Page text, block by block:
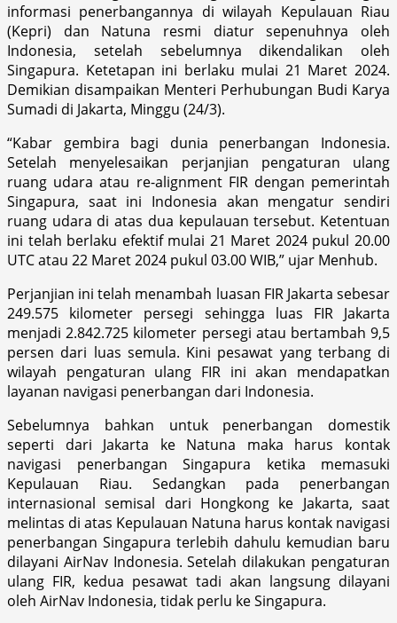
informasi penerbangannya di wilayah Kepulauan Riau
(Kepri) dan Natuna resmi diatur sepenuhnya oleh
Indonesia, setelah sebelumnya dikendalikan oleh
Singapura. Ketetapan ini berlaku mulai 21 Maret 2024.
Demikian disampaikan Menteri Perhubungan Budi Karya
Sumadi di Jakarta, Minggu (24/3).
“Kabar gembira bagi dunia penerbangan Indonesia.
Setelah menyelesaikan perjanjian pengaturan ulang
ruang udara atau re-alignment FIR dengan pemerintah
Singapura, saat ini Indonesia akan mengatur sendiri
ruang udara di atas dua kepulauan tersebut. Ketentuan
ini telah berlaku efektif mulai 21 Maret 2024 pukul 20.00
UTC atau 22 Maret 2024 pukul 03.00 WIB,” ujar Menhub.
Perjanjian ini telah menambah luasan FIR Jakarta sebesar
249.575 kilometer persegi sehingga luas FIR Jakarta
menjadi 2.842.725 kilometer persegi atau bertambah 9,5
persen dari luas semula. Kini pesawat yang terbang di
wilayah pengaturan ulang FIR ini akan mendapatkan
layanan navigasi penerbangan dari Indonesia.
Sebelumnya bahkan untuk penerbangan domestik
seperti dari Jakarta ke Natuna maka harus kontak
navigasi penerbangan Singapura ketika memasuki
Kepulauan Riau. Sedangkan pada penerbangan
internasional semisal dari Hongkong ke Jakarta, saat
melintas di atas Kepulauan Natuna harus kontak navigasi
penerbangan Singapura terlebih dahulu kemudian baru
dilayani AirNav Indonesia. Setelah dilakukan pengaturan
ulang FIR, kedua pesawat tadi akan langsung dilayani
oleh AirNav Indonesia, tidak perlu ke Singapura.